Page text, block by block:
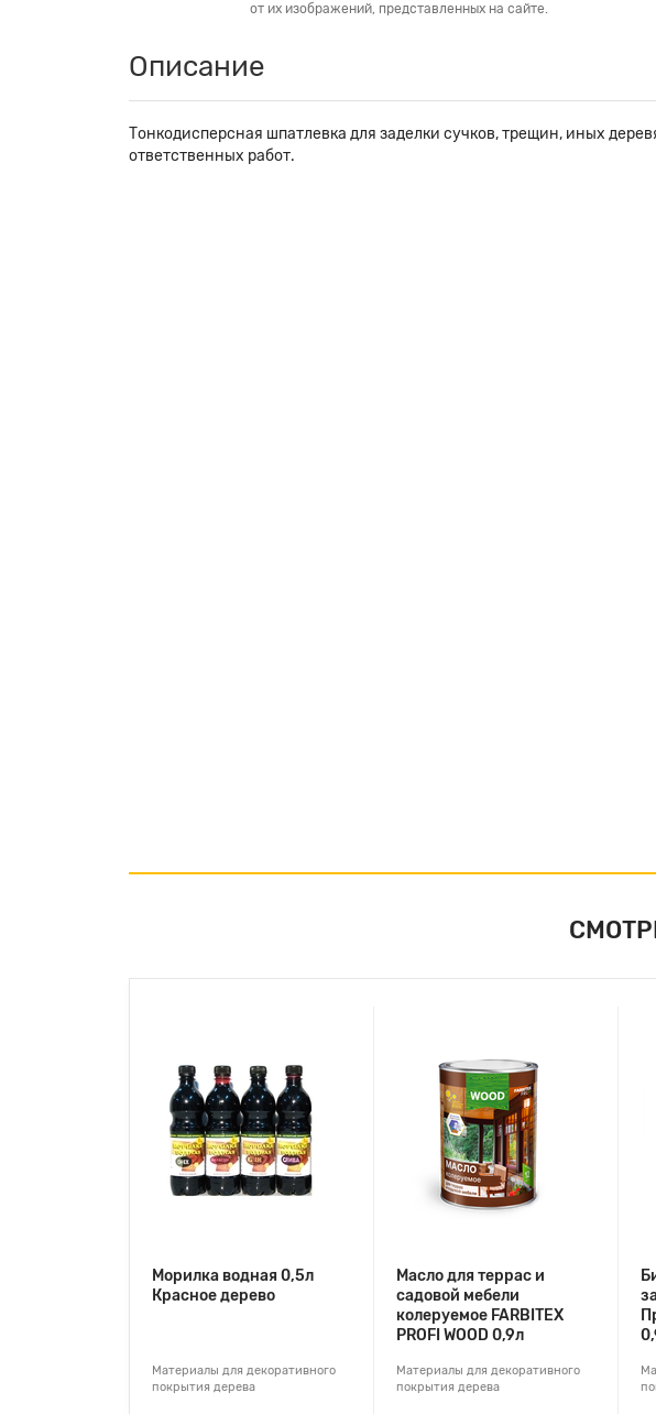
от их изображений, представленных на сайте.
Описание
Тонкодисперсная шпатлевка для заделки сучков, трещин, иных
ответственных работ.
Морилка водная 0,5л
Красное дерево
Материалы для декоративного
покрытия дерева
Масло для террас и
садовой мебели
колеруемое FARBITEX
PROFI WOOD 0,9л
Материалы для декоративного
покрытия дерева